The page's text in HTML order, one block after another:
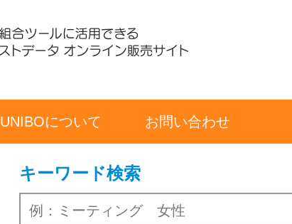
UNIBOについて お問い合わせ
キーワード検索